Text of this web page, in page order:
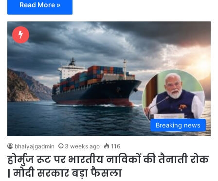
Read More »
Breaking news
bhaiyajgadmin 3 weeks ago 116
होर्मुज रूट पर भारतीय नाविकों की तैनाती रोक
| मोदी सरकार बड़ा फैसला